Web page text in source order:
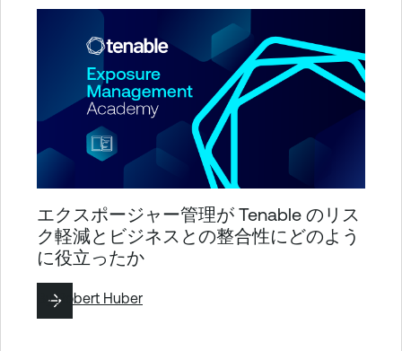
エクスポージャー管理が Tenable のリス
ク軽減とビジネスとの整合性にどのよう
に役立ったか
ByRobert Huber